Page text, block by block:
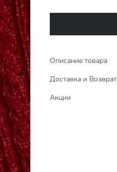
Описание товара
Доставка и Возврат
Акции